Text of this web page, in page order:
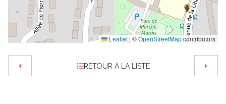
Leaflet | ©OpenStreetMapcontributors
RETOUR À LA LISTE